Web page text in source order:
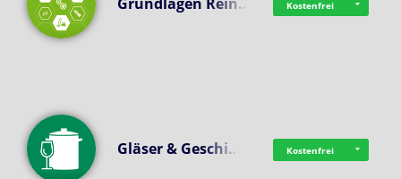
Kostenfrei
Gläser & Geschi… Kostenfrei